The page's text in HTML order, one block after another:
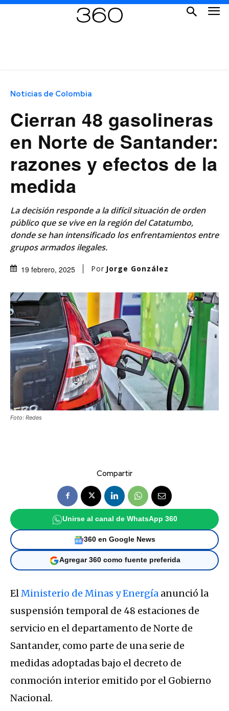
Noticias de Colombia
Cierran 48 gasolineras
en Norte de Santander:
razones y efectos de la
medida
La decisión responde a la difícil situación de orden
público que se vive en la región del Catatumbo,
donde se han intensificado los enfrentamientos entre
grupos armados ilegales.
19 febrero, 2025 Por Jorge González
Foto: Redes
Compartir
Unirse al canal de WhatsApp 360
360 en Google News
Agregar 360 como fuente preferida
ElMinisterio de Minas y Energía anunció la
suspensión temporal de 48 estaciones de
servicio en el departamento de Norte de
Santander, como parte de una serie de
medidas adoptadas bajo el decreto de
conmoción interior emitido por el Gobierno
Nacional.